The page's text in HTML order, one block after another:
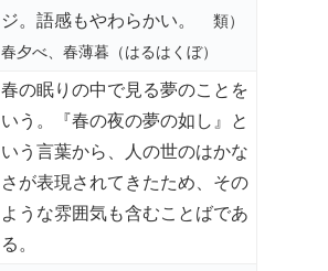
ジ。語感もやわらかい。 類）
春夕べ、春薄暮（はるはくぼ）
春の眠りの中で見る夢のことを
いう。『春の夜の夢の如し』と
いう言葉から、人の世のはかな
さが表現されてきたため、その
ような雰囲気も含むことばであ
る。